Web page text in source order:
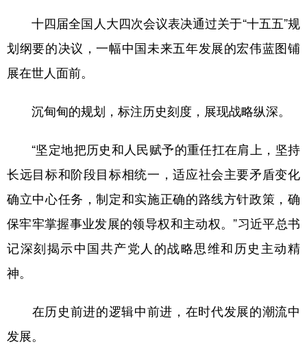
十四届全国人大四次会议表决通过关于“十五五”规
划纲要的决议，一幅中国未来五年发展的宏伟蓝图铺
展在世人面前。
沉甸甸的规划，标注历史刻度，展现战略纵深。
“坚定地把历史和人民赋予的重任扛在肩上，坚持
长远目标和阶段目标相统一，适应社会主要矛盾变化
确立中心任务，制定和实施正确的路线方针政策，确
保牢牢掌握事业发展的领导权和主动权。”习近平总书
记深刻揭示中国共产党人的战略思维和历史主动精
神。
在历史前进的逻辑中前进，在时代发展的潮流中
发展。